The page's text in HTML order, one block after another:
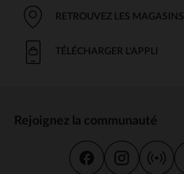
RETROUVEZ LES MAGASINS
TÉLÉCHARGER L'APPLI
Rejoignez la communauté